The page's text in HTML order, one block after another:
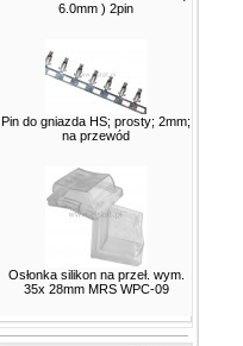
37.00
59.00 zł
Miernik analogowy
Voltomierz 72x72mm 500V
2.00
6.0mm ) 2pin
Pin do gniazda HS; prosty; 2mm;
na przewód
Osłonka silikon na przeł. wym.
35x 28mm MRS WPC-09